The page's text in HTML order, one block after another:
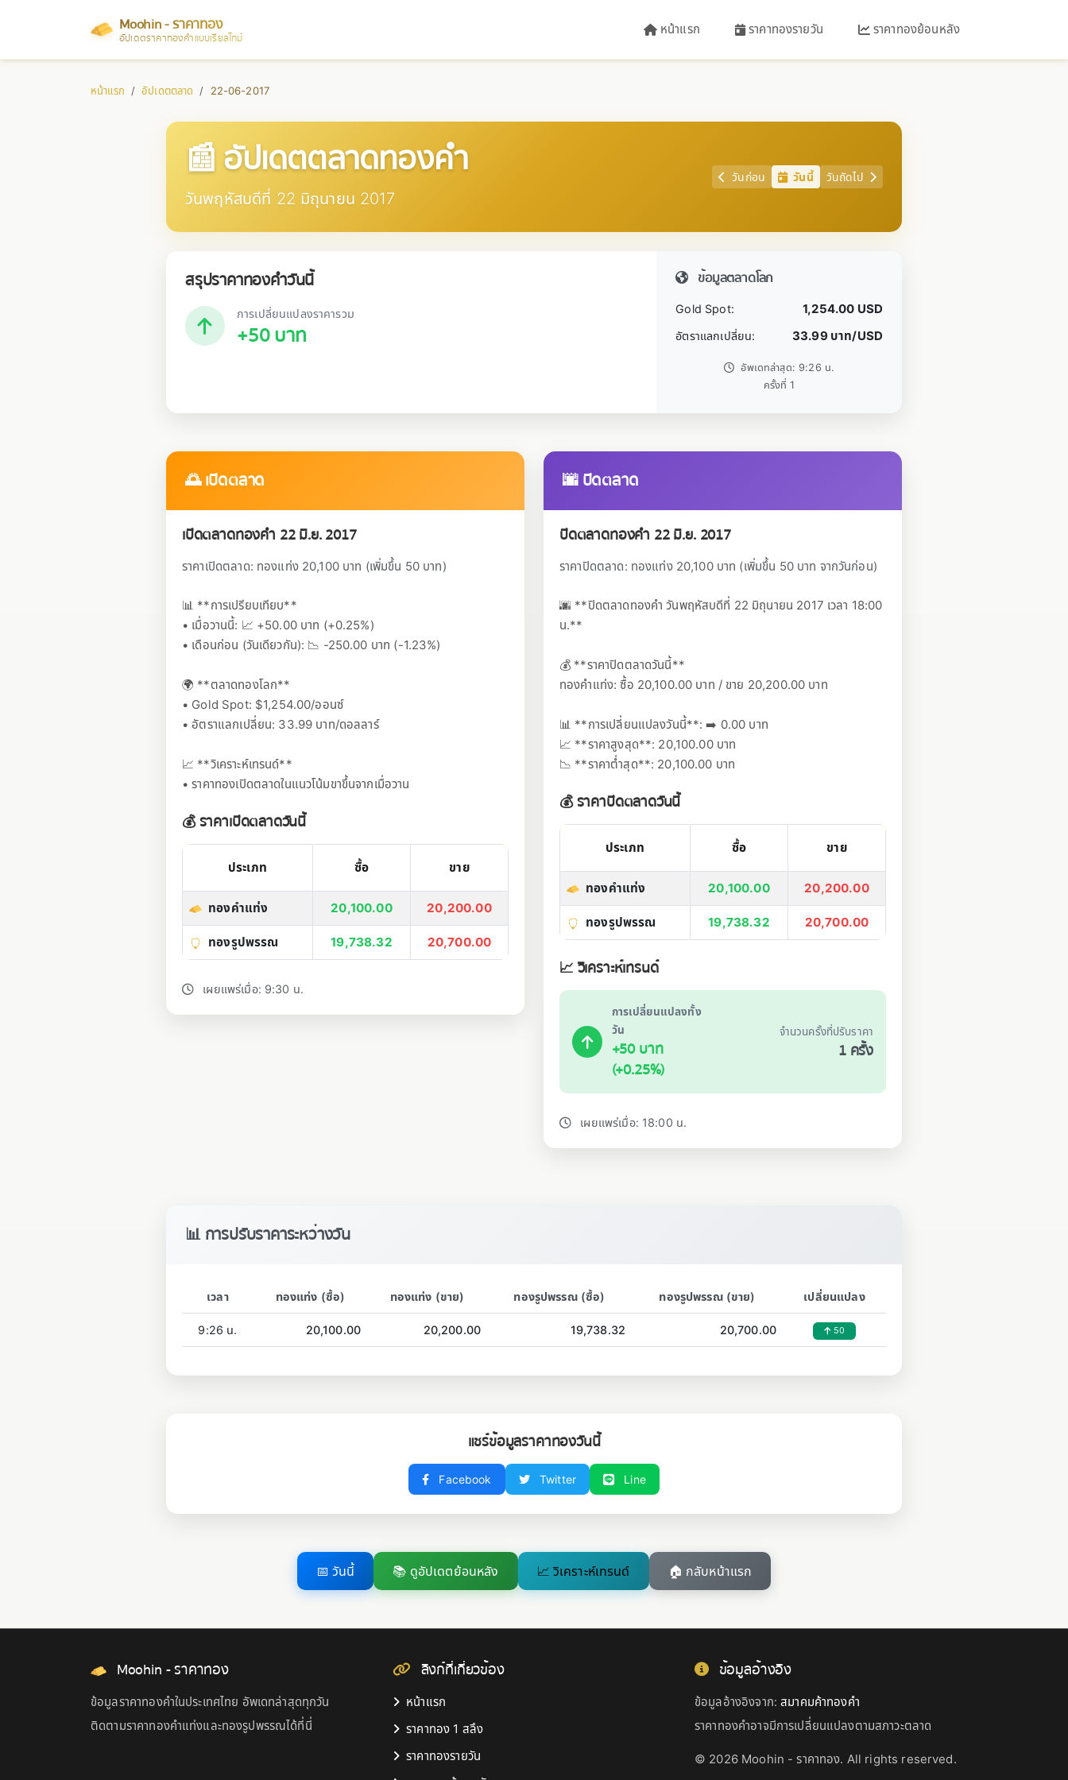
Moohin - ราคาทอง
อัปเดตราคาทองคำแบบเรียลไทม์
หน้าแรก ราคาทองรายวัน ราคาทองย้อนหลัง
หน้าแรก อัปเดตตลาด 22-06-2017
📰 อัปเดตตลาดทองคำ
วันพฤหัสบดีที่ 22 มิถุนายน 2017
วันก่อน วันนี้ วันถัดไป
สรุปราคาทองคำวันนี้
การเปลี่ยนแปลงราคารวม
+50 บาท
ข้อมูลตลาดโลก
Gold Spot: 1,254.00 USD
อัตราแลกเปลี่ยน: 33.99 บาท/USD
อัพเดทล่าสุด: 9:26 น.
ครั้งที่ 1
🌅 เปิดตลาด
เปิดตลาดทองคำ 22 มิ.ย. 2017
ราคาเปิดตลาด: ทองแท่ง 20,100 บาท (เพิ่มขึ้น 50 บาท)
📊 **การเปรียบเทียบ**
• เมื่อวานนี้: 📈 +50.00 บาท (+0.25%)
• เดือนก่อน (วันเดียวกัน): 📉 -250.00 บาท (-1.23%)
🌍 **ตลาดทองโลก**
• Gold Spot: $1,254.00/ออนซ์
• อัตราแลกเปลี่ยน: 33.99 บาท/ดอลลาร์
📈 **วิเคราะห์เทรนด์**
• ราคาทองเปิดตลาดในแนวโน้มขาขึ้นจากเมื่อวาน
💰 ราคาเปิดตลาดวันนี้
ประเภท ซื้อ ขาย
ทองคำแท่ง 20,100.00 20,200.00
ทองรูปพรรณ 19,738.32 20,700.00
เผยแพร่เมื่อ: 9:30 น.
🌆 ปิดตลาด
ปิดตลาดทองคำ 22 มิ.ย. 2017
ราคาปิดตลาด: ทองแท่ง 20,100 บาท (เพิ่มขึ้น 50 บาท จากวันก่อน)
🌆 **ปิดตลาดทองคำ วันพฤหัสบดีที่ 22 มิถุนายน 2017 เวลา 18:00
น.**
💰 **ราคาปิดตลาดวันนี้**
ทองคำแท่ง: ซื้อ 20,100.00 บาท / ขาย 20,200.00 บาท
📊 **การเปลี่ยนแปลงวันนี้**: ➡️ 0.00 บาท
📈 **ราคาสูงสุด**: 20,100.00 บาท
📉 **ราคาต่ำสุด**: 20,100.00 บาท
💰 ราคาปิดตลาดวันนี้
ประเภท ซื้อ ขาย
ทองคำแท่ง 20,100.00 20,200.00
ทองรูปพรรณ 19,738.32 20,700.00
📈 วิเคราะห์เทรนด์
การเปลี่ยนแปลงทั้ง
วัน
+50 บาท
(+0.25%)
จำนวนครั้งที่ปรับราคา
1 ครั้ง
เผยแพร่เมื่อ: 18:00 น.
📊 การปรับราคาระหว่างวัน
เวลา ทองแท่ง (ซื้อ) ทองแท่ง (ขาย) ทองรูปพรรณ (ซื้อ) ทองรูปพรรณ (ขาย) เปลี่ยนแปลง
9:26 น. 20,100.00 20,200.00 19,738.32 20,700.00 50
แชร์ข้อมูลราคาทองวันนี้
Facebook Twitter Line
📅 วันนี้ 📚 ดูอัปเดตย้อนหลัง 📈 วิเคราะห์เทรนด์ 🏠 กลับหน้าแรก
Moohin - ราคาทอง
ข้อมูลราคาทองคำในประเทศไทย อัพเดทล่าสุดทุกวัน
ติดตามราคาทองคำแท่งและทองรูปพรรณได้ที่นี่
ลิงก์ที่เกี่ยวข้อง
หน้าแรก
ราคาทอง 1 สลึง
ราคาทองรายวัน
ข้อมูลอ้างอิง
ข้อมูลอ้างอิงจาก:สมาคมค้าทองคำ
ราคาทองคำอาจมีการเปลี่ยนแปลงตามสภาวะตลาด
© 2026 Moohin - ราคาทอง. All rights reserved.